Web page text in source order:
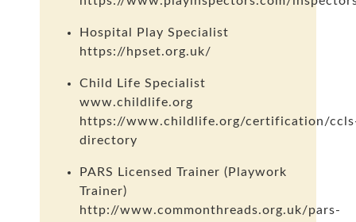
Hospital Play Specialist
https://hpset.org.uk/
Child Life Specialist
www.childlife.org
https://www.childlife.org/certification/
directory
PARS Licensed Trainer (Playwork
Trainer)
http://www.commonthreads.org.uk/pars-